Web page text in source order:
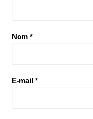
Nom *
E-mail *